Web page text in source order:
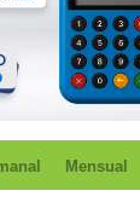
Mensual